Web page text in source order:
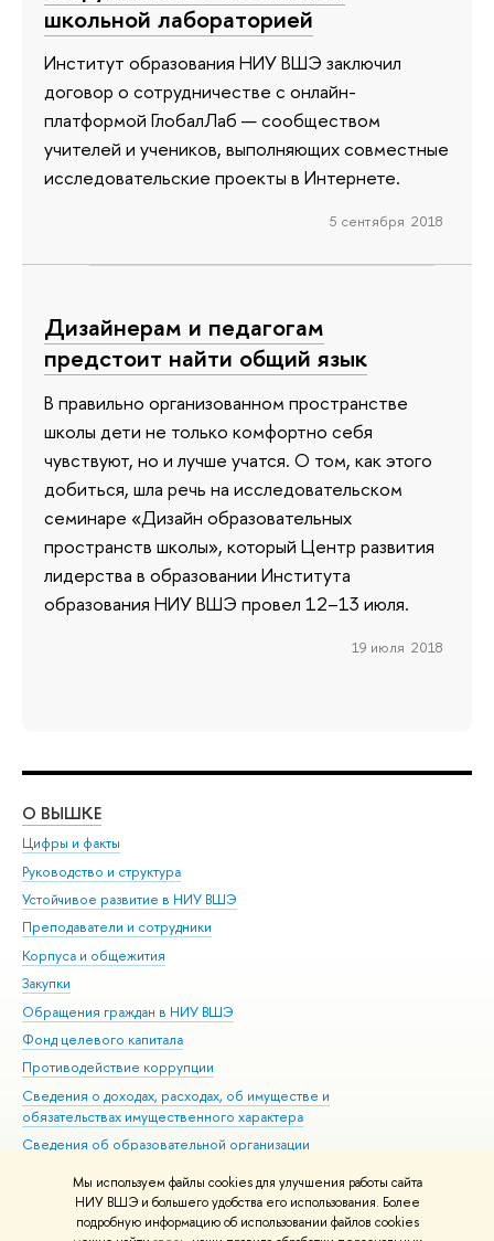
Мы используем файлы cookies для улучшения работы сайта
НИУ ВШЭ и большего удобства его использования. Более
подробную информацию об использовании файлов cookies
школьной лабораторией
Институт образования НИУ ВШЭ заключил
договор о сотрудничестве с онлайн-
платформой ГлобалЛаб — сообществом
учителей и учеников, выполняющих совместные
исследовательские проекты в Интернете.
5 сентября 2018
Дизайнерам и педагогам
предстоит найти общий язык
В правильно организованном пространстве
школы дети не только комфортно себя
чувствуют, но и лучше учатся. О том, как этого
добиться, шла речь на исследовательском
семинаре «Дизайн образовательных
пространств школы», который Центр развития
лидерства в образовании Института
образования НИУ ВШЭ провел 12–13 июля.
19 июля 2018
О ВЫШКЕ
Цифры и факты
Руководство и структура
Устойчивое развитие в НИУ ВШЭ
Преподаватели и сотрудники
Корпуса и общежития
Закупки
Обращения граждан в НИУ ВШЭ
Фонд целевого капитала
Противодействие коррупции
Сведения о доходах, расходах, об имуществе и
обязательствах имущественного характера
Сведения об образовательной организации
Людям с ограниченными возможностями здоровья
Единая платежная страница
Работа в Вышке